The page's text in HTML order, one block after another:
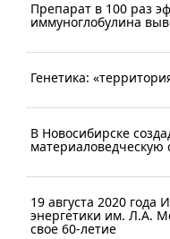
Препарат в 100 раз
иммуноглобулина
Генетика:
В Новосибирске
материаловедческую
19 августа 2020 года
энергетики им. Л.А.
свое 60-летие